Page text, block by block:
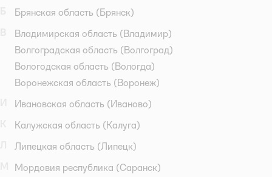
Брянская область (Брянск)
Владимирская область (Владимир)
Волгоградская область (Волгоград)
Вологодская область (Вологда)
Воронежская область (Воронеж)
Ивановская область (Иваново)
Калужская область (Калуга)
Липецкая область (Липецк)
Мордовия республика (Саранск)